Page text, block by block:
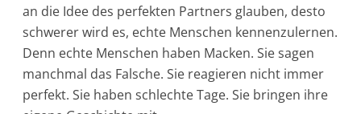
an die Idee des perfekten Partners glauben, desto
schwerer wird es, echte Menschen kennenzulernen.
Denn echte Menschen haben Macken. Sie sagen
manchmal das Falsche. Sie reagieren nicht immer
perfekt. Sie haben schlechte Tage. Sie bringen ihre